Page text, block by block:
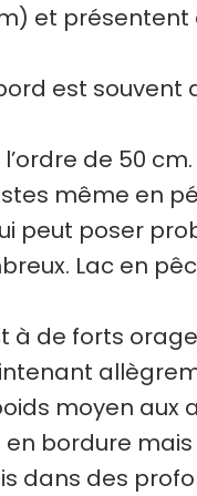
et
est
de 50 cm.
même en
peut poser
Lac en
de forts
moyen aux
bordure
dans des